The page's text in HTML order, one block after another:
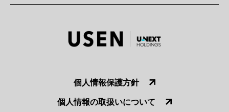
個人情報保護方針
個人情報の取扱いについて